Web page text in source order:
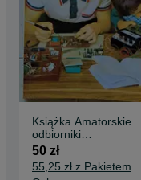
Książka Amatorskie
odbiorniki
tranzystorowe
50 zł
55,25 zł z Pakietem